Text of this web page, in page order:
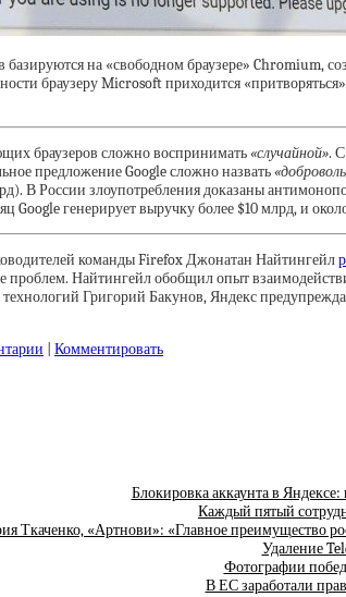
на «свободном браузере» Chromium,
браузеру Microsoft приходится
браузеров сложно воспринимать«случайной». С
предложение Google сложно назвать
В России злоупотребления доказаны
Google генерирует выручку более $10 млрд, и
команды Firefox Джонатан Найтингейл
проблем. Найтингейл обобщил опыт
Григорий Бакунов, Яндекс
Комментировать
Блокировка аккаунта в
Каждый пятый
Ткаченко, «Артнови»: «Главное преимущество
Удаление
Фотографии
В ЕС заработали